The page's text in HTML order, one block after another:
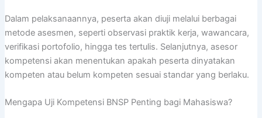
Dalam pelaksanaannya, peserta akan diuji melalui berbagai
metode asesmen, seperti observasi praktik kerja, wawancara,
verifikasi portofolio, hingga tes tertulis. Selanjutnya, asesor
kompetensi akan menentukan apakah peserta dinyatakan
kompeten atau belum kompeten sesuai standar yang berlaku.
Mengapa Uji Kompetensi BNSP Penting bagi Mahasiswa?